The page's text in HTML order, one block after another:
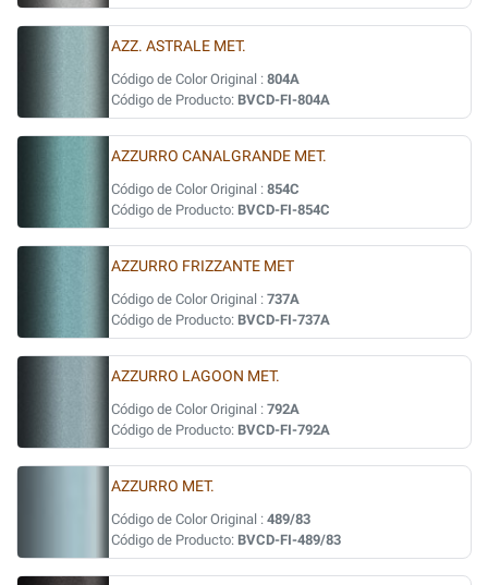
AZZ. ASTRALE MET.
Código de Color Original : 804A
Código de Producto: BVCD-FI-804A
AZZURRO CANALGRANDE MET.
Código de Color Original : 854C
Código de Producto: BVCD-FI-854C
AZZURRO FRIZZANTE MET
Código de Color Original : 737A
Código de Producto: BVCD-FI-737A
AZZURRO LAGOON MET.
Código de Color Original : 792A
Código de Producto: BVCD-FI-792A
AZZURRO MET.
Código de Color Original : 489/83
Código de Producto: BVCD-FI-489/83